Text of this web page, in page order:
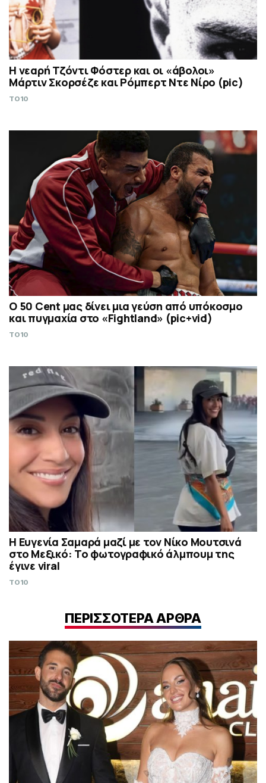
Η νεαρή Τζόντι Φόστερ και οι «άβολοι»
Μάρτιν Σκορσέζε και Ρόμπερτ Ντε Νίρο (pic)
TO10
Ο 50 Cent μας δίνει μια γεύση από υπόκοσμο
και πυγμαχία στο «Fightland» (pic+vid)
TO10
Η Ευγενία Σαμαρά μαζί με τον Νίκο Μουτσινά
στο Μεξικό: Το φωτογραφικό άλμπουμ της
έγινε viral
TO10
ΠΕΡΙΣΣΟΤΕΡΑ ΑΡΘΡΑ